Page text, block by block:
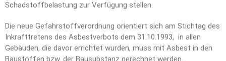
Schadstoffbelastung zur Verfügung stellen.
Die neue Gefahrstoffverordnung orientiert sich am Stichtag des
Inkrafttretens des Asbestverbots dem 31.10.1993, in allen
Gebäuden, die davor errichtet wurden, muss mit Asbest in den
Baustoffen bzw. der Bausubstanz gerechnet werden.